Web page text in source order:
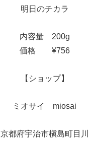
明日のチカラ
内容量 200g
価格 ¥756
【ショップ】
ミオサイ miosai
京都府宇治市槇島町目川